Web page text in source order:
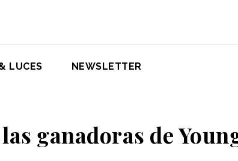
LUCES NEWSLETTER
ganadoras de